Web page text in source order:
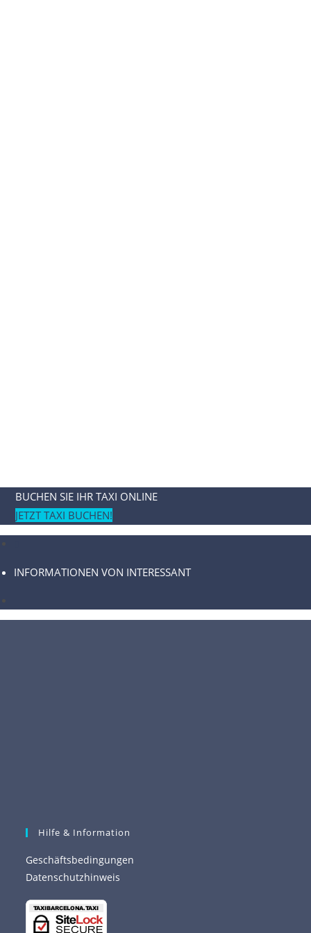
BUCHEN SIE IHR TAXI ONLINE
JETZT TAXI BUCHEN!
INFORMATIONEN VON INTERESSANT
Hilfe & Information
Geschäftsbedingungen
Datenschutzhinweis